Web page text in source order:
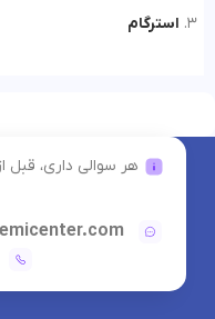
استرگام
هر سوالی داری، قبل